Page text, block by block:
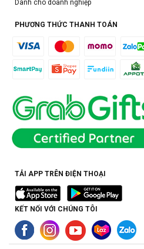
Dành cho doanh nghiệp
PHƯƠNG THỨC THANH TOÁN
TẢI APP TRÊN ĐIỆN THOẠI
KẾT NỐI VỚI CHÚNG TÔI